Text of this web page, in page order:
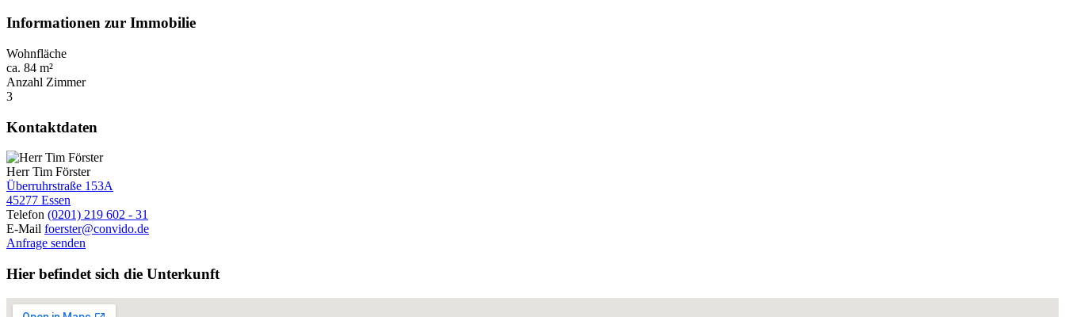
Informationen zur Immobilie
Wohnfläche
ca. 84 m²
Anzahl Zimmer
3
Kontaktdaten
Herr Tim Förster
Überruhrstraße 153A
45277 Essen
Telefon (0201) 219 602 - 31
E-Mail foerster@convido.de
Anfrage senden
Hier befindet sich die Unterkunft